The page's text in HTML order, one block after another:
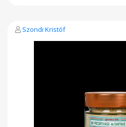
Szondi Kristóf